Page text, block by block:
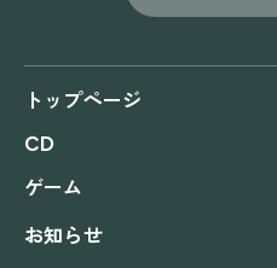
トップページ
CD
ゲーム
お知らせ